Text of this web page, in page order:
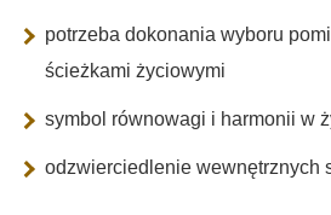
potrzeba dokonania wyboru
ścieżkami życiowymi
symbol równowagi i harmonii w
odzwierciedlenie wewnętrznych